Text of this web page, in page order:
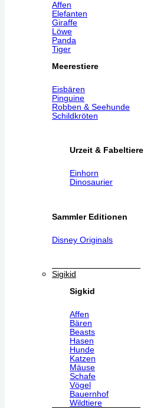
Affen
Elefanten
Giraffe
Löwe
Panda
Tiger
Meerestiere
Eisbären
Pinguine
Robben & Seehunde
Schildkröten
Urzeit & Fabeltiere
Einhorn
Dinosaurier
Sammler Editionen
Disney Originals
Sigikid
Sigkid
Affen
Bären
Beasts
Hasen
Hunde
Katzen
Mäuse
Schafe
Vögel
Bauernhof
Wildtiere